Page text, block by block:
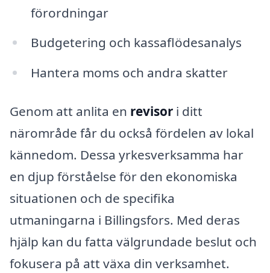
förordningar
Budgetering och kassaflödesanalys
Hantera moms och andra skatter
Genom att anlita en revisor i ditt
närområde får du också fördelen av lokal
kännedom. Dessa yrkesverksamma har
en djup förståelse för den ekonomiska
situationen och de specifika
utmaningarna i Billingsfors. Med deras
hjälp kan du fatta välgrundade beslut och
fokusera på att växa din verksamhet.